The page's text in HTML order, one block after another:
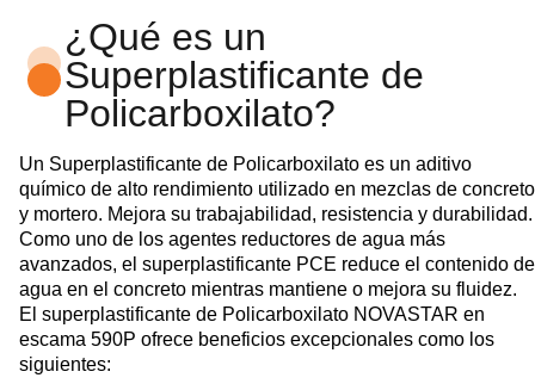
¿Qué es un
Superplastificante de
Policarboxilato?
Un Superplastificante de Policarboxilato es un aditivo
químico de alto rendimiento utilizado en mezclas de concreto
y mortero. Mejora su trabajabilidad, resistencia y durabilidad.
Como uno de los agentes reductores de agua más
avanzados, el superplastificante PCE reduce el contenido de
agua en el concreto mientras mantiene o mejora su fluidez.
El superplastificante de Policarboxilato NOVASTAR en
escama 590P ofrece beneficios excepcionales como los
siguientes: